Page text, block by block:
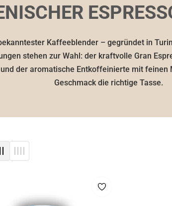
Kaffeeblender – gegründet in
stehen zur Wahl: der kraftvolle Gran
der aromatische Entkoffeinierte mit feinen
Geschmack die richtige Tasse.